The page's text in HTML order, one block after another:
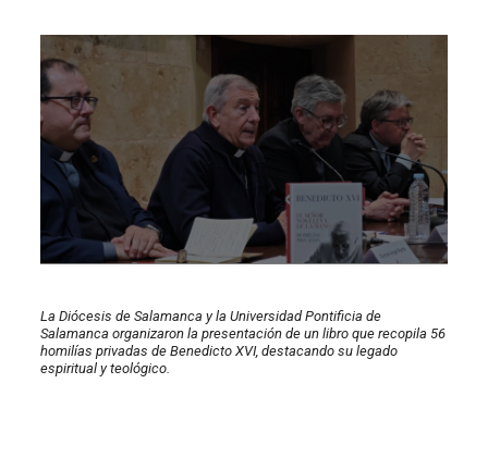
La Diócesis de Salamanca y la Universidad Pontificia de
Salamanca organizaron la presentación de un libro que recopila 56
homilías privadas de Benedicto XVI, destacando su legado
espiritual y teológico.